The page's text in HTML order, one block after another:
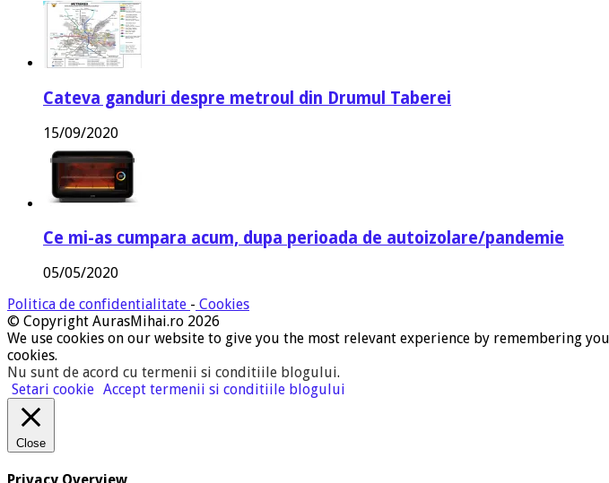
Cateva ganduri despre metroul din Drumul Taberei
15/09/2020
Ce mi-as cumpara acum, dupa perioada de autoizolare/pandemie
05/05/2020
Politica de confidentialitate - Cookies
© Copyright AurasMihai.ro 2026
We use cookies on our website to give you the most relevant experience by remembering
cookies.
Nu sunt de acord cu termenii si conditiile blogului.
Setari cookie Accept termenii si conditiile blogului
Close